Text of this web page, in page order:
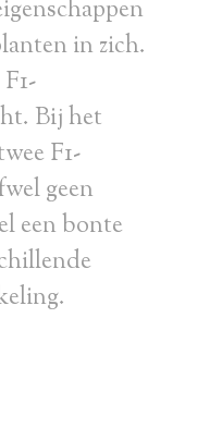
in zich.
Bij het
F1-
geen
een bonte